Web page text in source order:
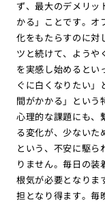
ず、最大のデメリッ
かる」ことです。オ
化をもたらすのに対
ツと続けて、ようや
を実感し始めるとい
ぐに白くなりたい」
間がかかる」という
心理的な課題にも、
る変化が、少ないた
という、不安に駆ら
りません。毎日の装
根気が必要となりま
担となり得ます。毎